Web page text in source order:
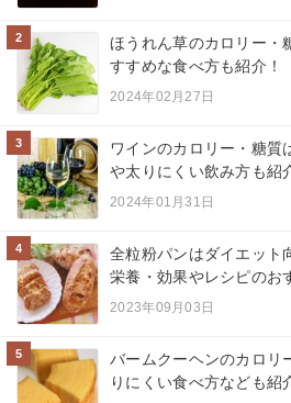
2
ほうれん草のカロリー・
すすめな食べ方も紹介！
2024年02月27日
3
ワインのカロリー・糖質
や太りにくい飲み方も紹
2024年01月31日
4
全粒粉パンはダイエット
栄養・効果やレシピのお
2023年09月03日
5
バームクーヘンのカロリ
りにくい食べ方なども紹